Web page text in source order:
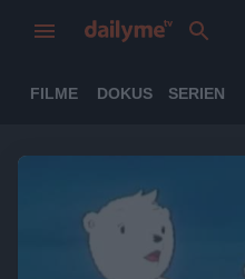
FILME DOKUS SERIEN